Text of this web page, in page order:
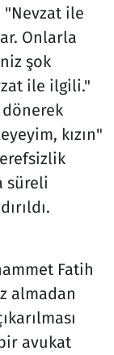
"Nevzat ile
Onlarla
şok
ile ilgili."
kızın"
süreli
Fatih
almadan
avukat